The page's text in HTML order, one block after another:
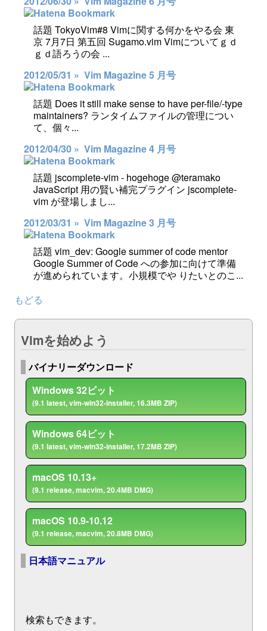
話題 TokyoVim#8 Vimに関する何かをやる会 東
京 7月7日 第五回 Sugamo.vim Vimについてｇｄ
ｇｄ語ろうの会 ...
2012/05/31 » Vim Magazine 5 月号
話題 Does it still make sense to have per-file/-type
maintainers? ランタイムファイルの管理につい
て、個々...
2012/04/30 » Vim Magazine 4 月号
話題 jscomplete-vim - hogehoge @teramako
JavaScript 用の賢い補完プラグイン jscomplete-
vim が登場しまし...
2012/03/31 » Vim Magazine 3 月号
話題 vim_dev: Google summer of code mentor
Google Summer of Code への参加に向けて準備
が進められています。小規模でや りたいとのこ...
もどる
Vimを始めよう
バイナリーダウンロード
Windows 32ビット
(9.1 latest, vim-win32-installer, 16.3MB ZIP)
Windows 64ビット
(9.1 latest, vim-win32-installer, 17.2MB ZIP)
macOS 10.13+
(9.1 release, macvim, 20.4MB DMG)
macOS 10.9-10.12
(9.1 release, macvim, 20.8MB DMG)
日本語マニュアル
検索もできます。